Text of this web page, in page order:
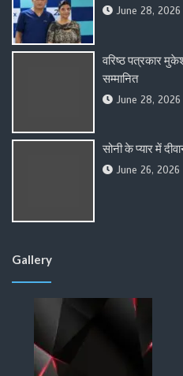
June 28, 2026
वरिष्ठ पत्रकार
सम्मानित
June 28, 2026
सोनी के प्यार में
June 26, 2026
Gallery